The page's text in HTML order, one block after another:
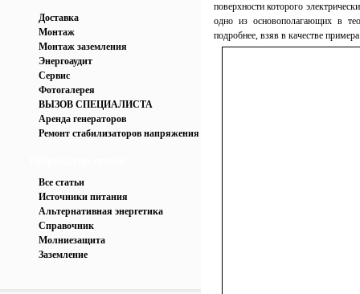
Доставка
Монтаж
Монтаж заземления
Энергоаудит
Сервис
Фотогалерея
ВЫЗОВ СПЕЦИАЛИСТА
Аренда генераторов
Ремонт стабилизаторов напряжения
Все статьи
Источники питания
Альтернативная энергетика
Справочник
Молниезащита
Заземление
поверхности которого
одно из основополагающих в
подробнее, взяв в качестве